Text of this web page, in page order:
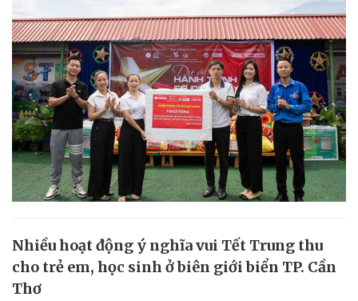
Nhiều hoạt động ý nghĩa vui Tết Trung thu
cho trẻ em, học sinh ở biên giới biển TP. Cần
Thơ